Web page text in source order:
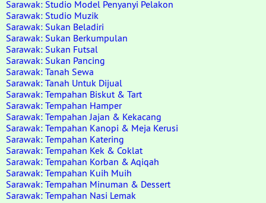
Sarawak: Studio Model Penyanyi Pelakon
Sarawak: Studio Muzik
Sarawak: Sukan Beladiri
Sarawak: Sukan Berkumpulan
Sarawak: Sukan Futsal
Sarawak: Sukan Pancing
Sarawak: Tanah Sewa
Sarawak: Tanah Untuk Dijual
Sarawak: Tempahan Biskut & Tart
Sarawak: Tempahan Hamper
Sarawak: Tempahan Jajan & Kekacang
Sarawak: Tempahan Kanopi & Meja Kerusi
Sarawak: Tempahan Katering
Sarawak: Tempahan Kek & Coklat
Sarawak: Tempahan Korban & Aqiqah
Sarawak: Tempahan Kuih Muih
Sarawak: Tempahan Minuman & Dessert
Sarawak: Tempahan Nasi Lemak